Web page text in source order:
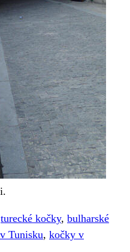
turecké kočky, bulharské
Tunisku, kočky v